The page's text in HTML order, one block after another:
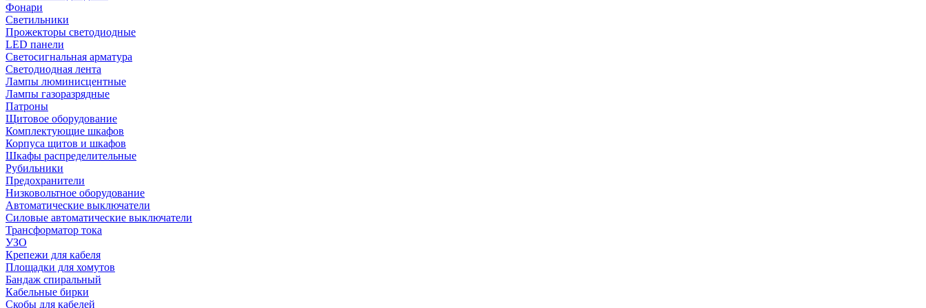
Фонари
Светильники
Прожекторы светодиодные
LED панели
Светосигнальная арматура
Светодиодная лента
Лампы люминисцентные
Лампы газоразрядные
Патроны
Щитовое оборудование
Комплектующие шкафов
Корпуса щитов и шкафов
Шкафы распределительные
Рубильники
Предохранители
Низковольтное оборудование
Автоматические выключатели
Силовые автоматические выключатели
Трансформатор тока
УЗО
Крепежи для кабеля
Площадки для хомутов
Бандаж спиральный
Кабельные бирки
Cкобы для кабелей